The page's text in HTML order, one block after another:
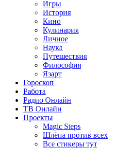
Игры
История
Кино
Кулинария
Личное
Наука
Путешествия
Философия
Язарт
Гороскоп
Работа
Радио Онлайн
ТВ Онлайн
Проекты
Magic Steps
Шлёпа против всех
Все стикеры тут